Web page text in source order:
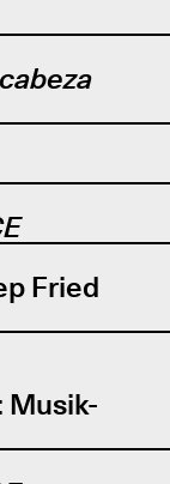
Fried
Musik-